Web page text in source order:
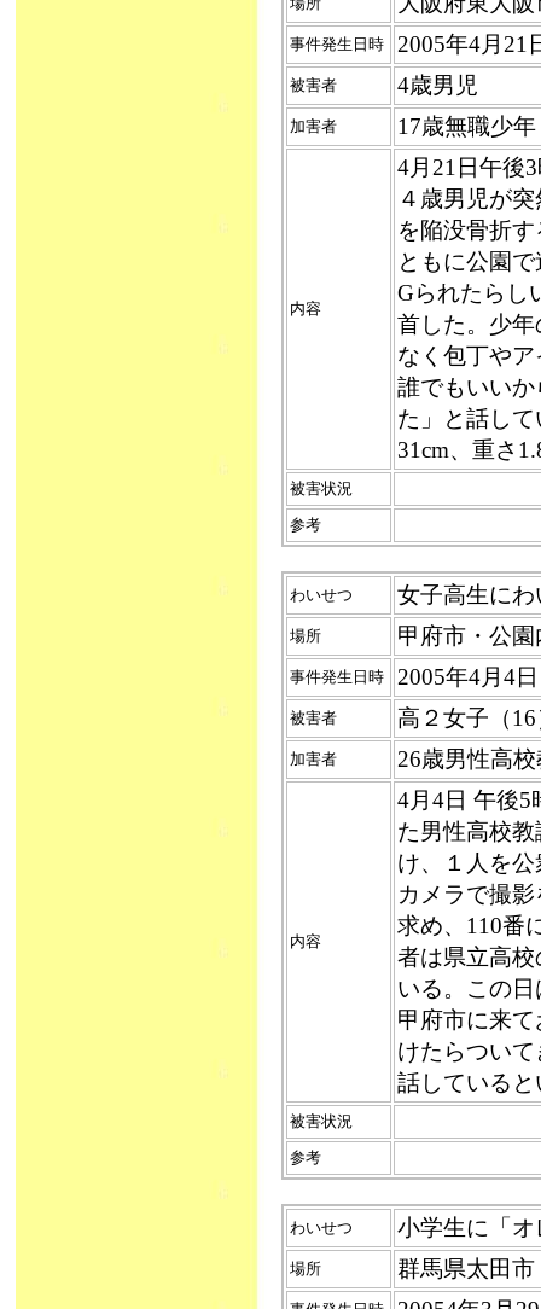
事件発生日時 2005年4月
被害者 4歳男児
加害者 17歳無職少
内容
4月21日午後
４歳男児が
を陥没骨折
ともに公園
Gられたらし
首した。少
なく包丁や
誰でもいい
た」と話し
31cm、重さ
被害状況
参考
わいせつ 女子高生にわ
場所 甲府市・公
事件発生日時 2005年4月4
被害者 高２女子（16
加害者 26歳男性高
内容
4月4日 午後5
た男性高校
け、１人を
カメラで撮
求め、110番
者は県立高
いる。この
甲府市に来
けたらつい
話していると
被害状況
参考
わいせつ 小学生に「オ
場所 群馬県太田市